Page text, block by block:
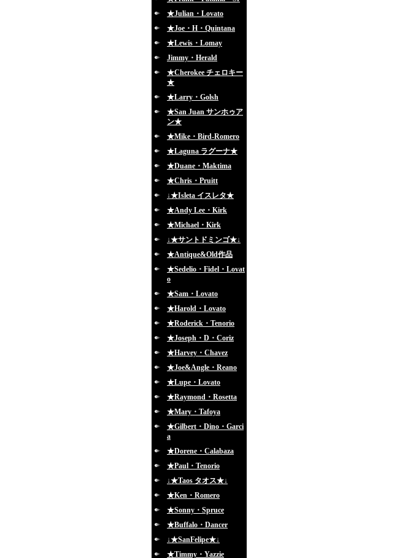
★Julian・Lovato
★Joe・H・Quintana
★Lewis・Lomay
Jimmy・Herald
★Cherokee チェロキー
★
★Larry・Golsh
★San Juan サンホゥア
ン★
★Mike・Bird-Romero
★Laguna ラグーナ★
★Duane・Maktima
★Chris・Pruitt
↓★Isleta イスレタ★
★Andy Lee・Kirk
★Michael・Kirk
↓★サントドミンゴ★↓
★Antique&Old作品
★Sedelio・Fidel・Lovat
o
★Sam・Lovato
★Harold・Lovato
★Roderick・Tenorio
★Joseph・D・Coriz
★Harvey・Chavez
★Joe&Angle・Reano
★Lupe・Lovato
★Raymond・Rosetta
★Mary・Tafoya
★Gilbert・Dino・Garci
a
★Dorene・Calabaza
★Paul・Tenorio
↓★Taos タオス★↓
★Ken・Romero
★Sonny・Spruce
★Buffalo・Dancer
↓★SanFelipe★↓
★Timmy・Yazzie